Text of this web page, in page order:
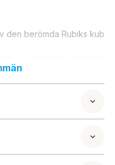
den berömda Rubiks kub
förhållande till varandra,
du redo för den